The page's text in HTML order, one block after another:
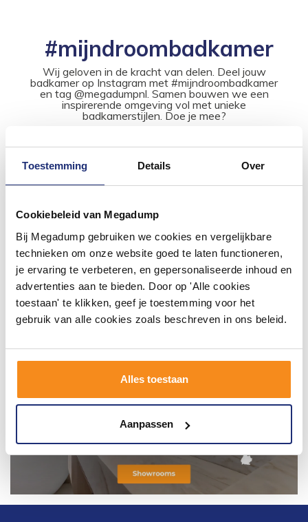
Toestemming Details Over
Cookiebeleid van Megadump
Bij Megadump gebruiken we cookies en vergelijkbare
technieken om onze website goed te laten functioneren,
je ervaring te verbeteren, en gepersonaliseerde inhoud en
advertenties aan te bieden. Door op 'Alle cookies
toestaan' te klikken, geef je toestemming voor het
gebruik van alle cookies zoals beschreven in ons beleid.
Alles toestaan
Aanpassen
#mijndroombadkamer
Wij geloven in de kracht van delen. Deel jouw
badkamer op Instagram met #mijndroombadkamer
en tag @megadumpnl. Samen bouwen we een
inspirerende omgeving vol met unieke
badkamerstijlen. Doe je mee?